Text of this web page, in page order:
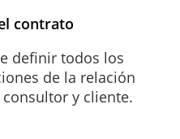
contrato
definir todos los
de la relación
y cliente.